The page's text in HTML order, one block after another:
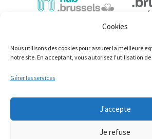
Cookies
Nous utilisons des cookies pour assurer la meilleure
notre site. En acceptant, vous autorisez l'utilisation de
Gérer les services
J'accepte
Je refuse
© Copyright 2023: